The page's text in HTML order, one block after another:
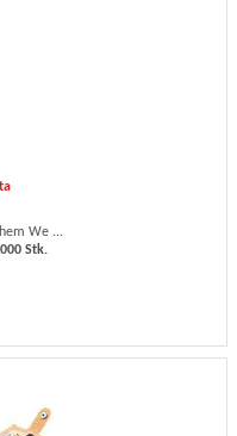
We ...
Stk.